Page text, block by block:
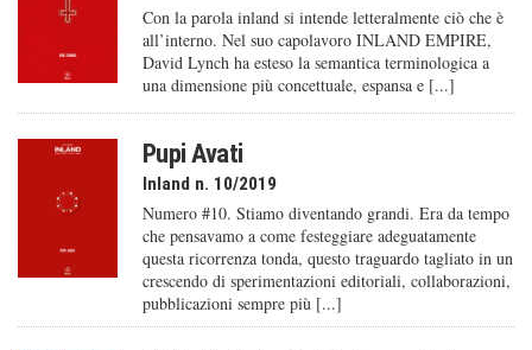
Con la parola inland si intende letteralmente ciò che è
all’interno. Nel suo capolavoro INLAND EMPIRE,
David Lynch ha esteso la semantica terminologica a
una dimensione più concettuale, espansa e [...]
Pupi Avati
Inland n. 10/2019
Numero #10. Stiamo diventando grandi. Era da tempo
che pensavamo a come festeggiare adeguatamente
questa ricorrenza tonda, questo traguardo tagliato in un
crescendo di sperimentazioni editoriali, collaborazioni,
pubblicazioni sempre più [...]